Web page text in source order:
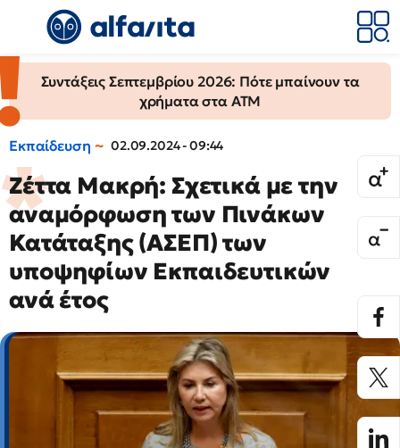
Συντάξεις Σεπτεμβρίου 2026: Πότε μπαίνουν τα
χρήματα στα ΑΤΜ
Εκπαίδευση 02.09.2024 - 09:44
Ζέττα Μακρή: Σχετικά με την
αναμόρφωση των Πινάκων
Κατάταξης (ΑΣΕΠ) των
υποψηφίων Εκπαιδευτικών
ανά έτος